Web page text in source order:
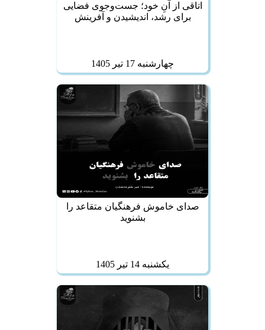
اتاقی از آنِ خود؛ جست‌وجوی فضایی
برای رشد، اندیشیدن و آفرینش
چهارشنبه 17 تير 1405
صدای خاموش فرهنگیان متقاعد را
بشنوید
يكشنبه 14 تير 1405